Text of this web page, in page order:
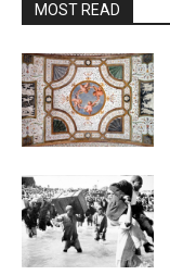
MOST READ